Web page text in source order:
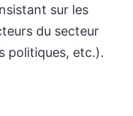
sur les
du secteur
politiques, etc.).